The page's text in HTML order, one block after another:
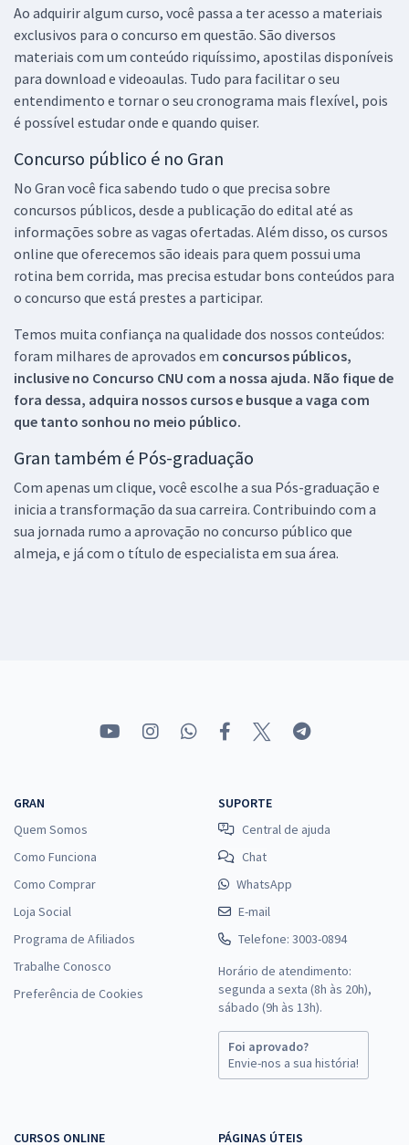
Ao adquirir algum curso, você passa a ter acesso a materiais
exclusivos para o concurso em questão. São diversos
materiais com um conteúdo riquíssimo, apostilas disponíveis
para download e videoaulas. Tudo para facilitar o seu
entendimento e tornar o seu cronograma mais flexível, pois
é possível estudar onde e quando quiser.
Concurso público é no Gran
No Gran você fica sabendo tudo o que precisa sobre
concursos públicos, desde a publicação do edital até as
informações sobre as vagas ofertadas. Além disso, os cursos
online que oferecemos são ideais para quem possui uma
rotina bem corrida, mas precisa estudar bons conteúdos para
o concurso que está prestes a participar.
Temos muita confiança na qualidade dos nossos conteúdos:
foram milhares de aprovados em concursos públicos,
inclusive no Concurso CNU com a nossa ajuda. Não fique de
fora dessa, adquira nossos cursos e busque a vaga com
que tanto sonhou no meio público.
Gran também é Pós-graduação
Com apenas um clique, você escolhe a sua Pós-graduação e
inicia a transformação da sua carreira. Contribuindo com a
sua jornada rumo a aprovação no concurso público que
almeja, e já com o título de especialista em sua área.
GRAN
Quem Somos
Como Funciona
Como Comprar
Loja Social
Programa de Afiliados
Trabalhe Conosco
Preferência de Cookies
SUPORTE
Central de ajuda
Chat
WhatsApp
E-mail
Telefone: 3003-0894
Horário de atendimento:
segunda a sexta (8h às 20h),
sábado (9h às 13h).
Foi aprovado?
Envie-nos a sua história!
CURSOS ONLINE PÁGINAS ÚTEIS